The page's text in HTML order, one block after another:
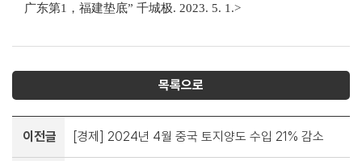
广东第1，福建垫底” 千城极. 2023. 5. 1.>
목록으로
이전글 [경제] 2024년 4월 중국 토지양도 수입 21% 감소